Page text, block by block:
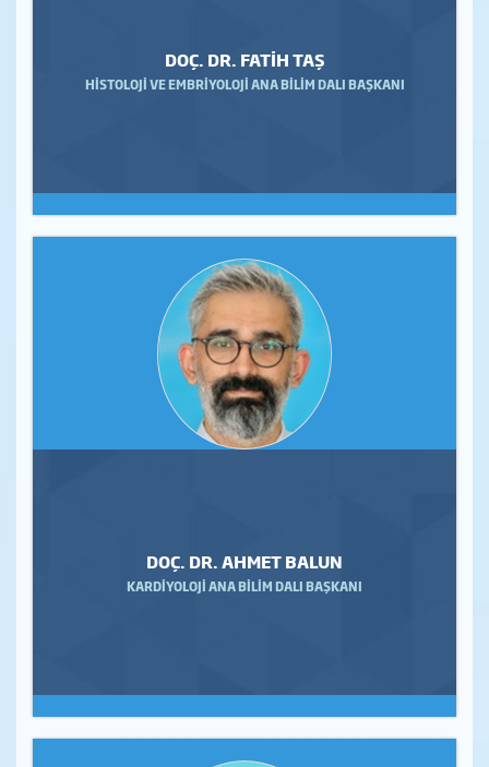
DOÇ. DR. FATİH TAŞ
HİSTOLOJİ VE EMBRİYOLOJİ ANA BİLİM DALI BAŞKANI
DOÇ. DR. AHMET BALUN
KARDİYOLOJİ ANA BİLİM DALI BAŞKANI